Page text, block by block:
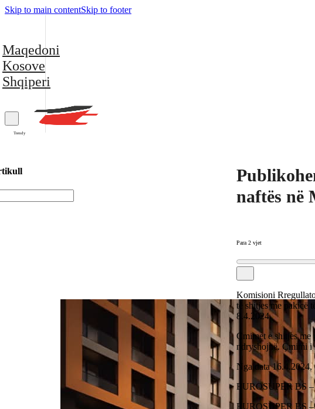
Skip to main contentSkip to footer
Maqedoni
Kosove
Shqiperi
Trendy
naftës në
Para 2 vjet
Komisioni
të shitjes me pakicë
8.4.2024.
Çmimet e shitjes
ndryshojnë. Çmimi
Nga data 16.4.2024,
EUROSUPER BS –
EUROSUPER BS –